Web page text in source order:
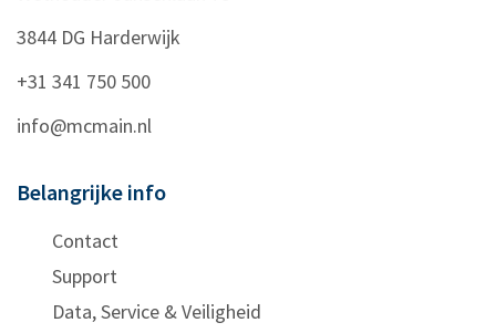
3844 DG Harderwijk
+31 341 750 500
info@mcmain.nl
Belangrijke info
Contact
Support
Data, Service & Veiligheid